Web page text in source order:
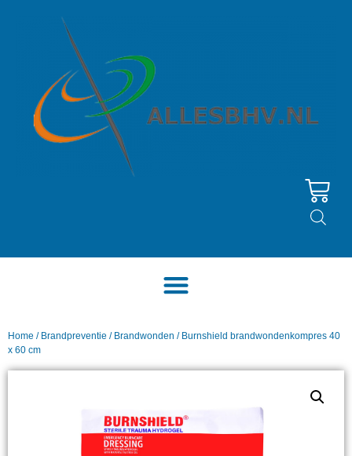
Home / Brandpreventie / Brandwonden / Burnshield brandwondenkompres 40
x 60 cm